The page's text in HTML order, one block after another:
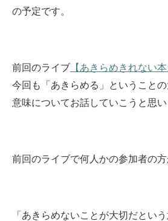
の予定です。
前回のライブ 【あきらめきれない本
今回も「あきらめる」ということ
意味についてお話していこうと思い
前回のライブで何人かの参加者の方
「あきらめないことが大切だとい